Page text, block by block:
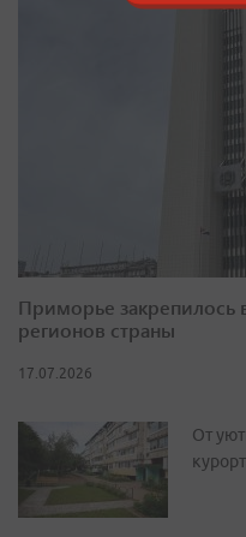
Приморье закрепилось
регионов страны
17.07.2026
От